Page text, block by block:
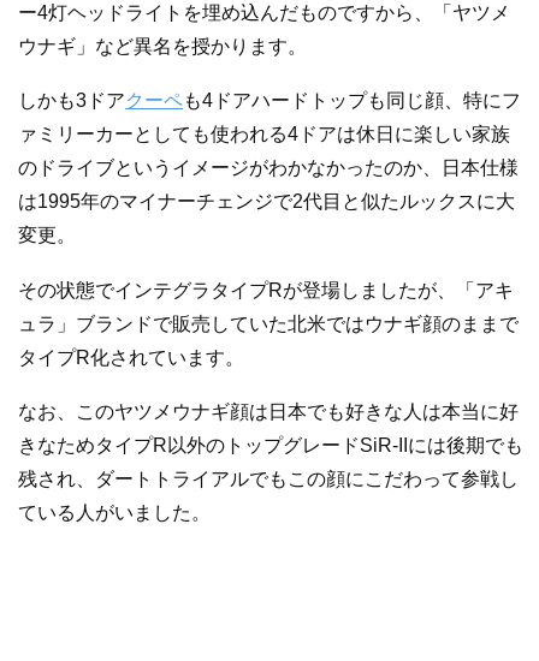
ー4灯ヘッドライトを埋め込んだものですから、「ヤツメ
ウナギ」など異名を授かります。
しかも3ドアクーペも4ドアハードトップも同じ顔、特にフ
ァミリーカーとしても使われる4ドアは休日に楽しい家族
のドライブというイメージがわかなかったのか、日本仕様
は1995年のマイナーチェンジで2代目と似たルックスに大
変更。
その状態でインテグラタイプRが登場しましたが、「アキ
ュラ」ブランドで販売していた北米ではウナギ顔のままで
タイプR化されています。
なお、このヤツメウナギ顔は日本でも好きな人は本当に好
きなためタイプR以外のトップグレードSiR-IIには後期でも
残され、ダートトライアルでもこの顔にこだわって参戦し
ている人がいました。